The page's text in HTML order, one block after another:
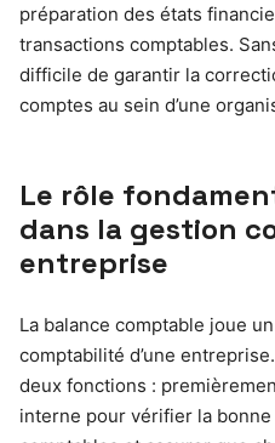
préparation des états
transactions comptables.
difficile de garantir la
comptes au sein d’une
Le rôle
dans la gestion
entreprise
La balance comptable joue
comptabilité d’une
deux fonctions :
interne pour vérifier la